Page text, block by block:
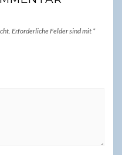
Erforderliche Felder sind mit *